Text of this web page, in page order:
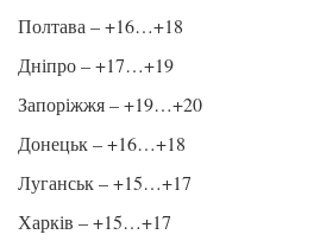
Полтава – +16…+18
Дніпро – +17…+19
Запоріжжя – +19…+20
Донецьк – +16…+18
Луганськ – +15…+17
Харків – +15…+17